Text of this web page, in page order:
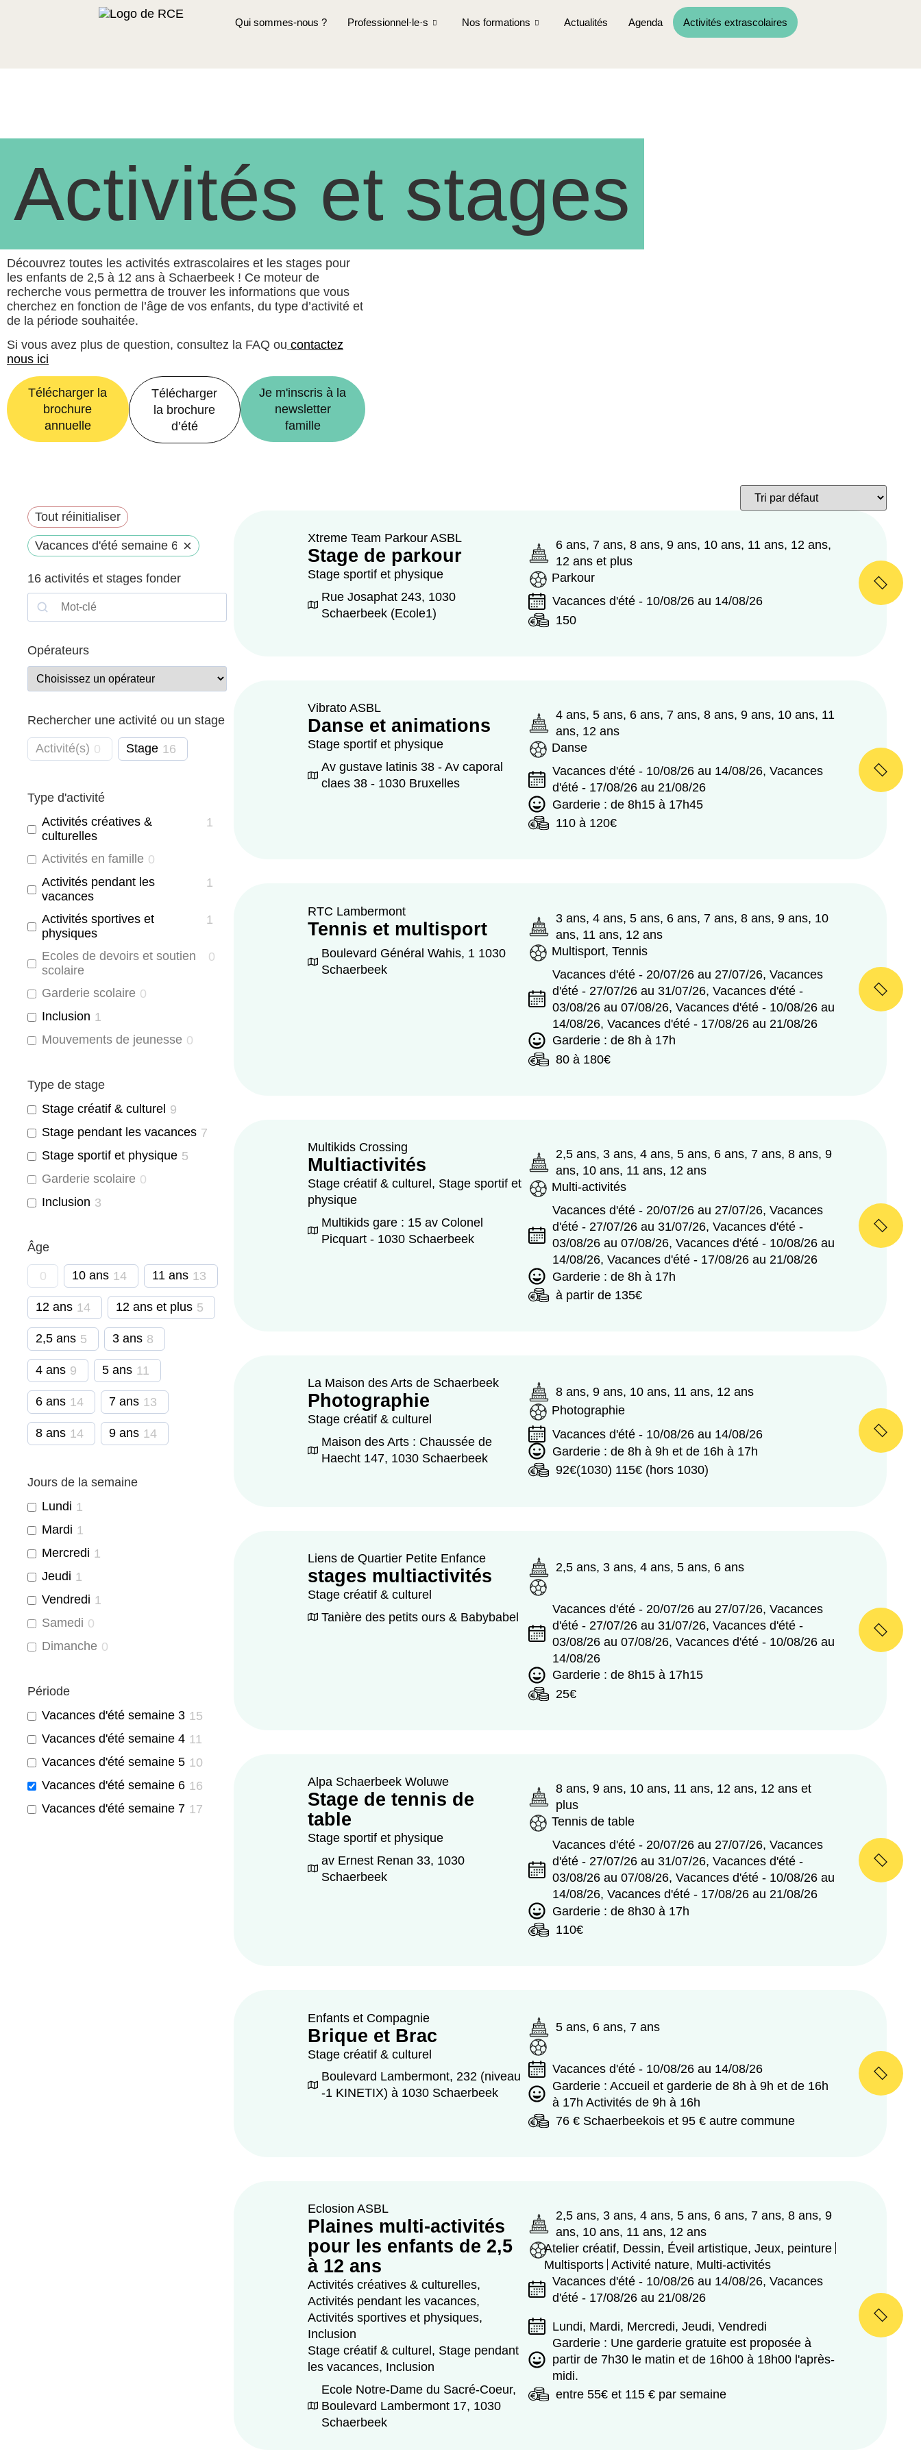
Qui sommes-nous ? Professionnel·le·s Nos formations Actualités Agenda Activités extrascolaires
Activités et stages
Découvrez toutes les activités extrascolaires et les stages pour
les enfants de 2,5 à 12 ans à Schaerbeek ! Ce moteur de
recherche vous permettra de trouver les informations que vous
cherchez en fonction de l’âge de vos enfants, du type d’activité et
de la période souhaitée.
Si vous avez plus de question, consultez la FAQ ou contactez
nous ici
Télécharger la
brochure
annuelle
Télécharger
la brochure
d’été
Je m'inscris à la
newsletter
famille
Tout réinitialiser
Vacances d'été semaine 6 ×
16 activités et stages fonder
Opérateurs
Rechercher une activité ou un stage
Activité(s) 0 Stage 16
Type d'activité
Activités créatives &
culturelles
1
Activités en famille 0
Activités pendant les
vacances
1
Activités sportives et
physiques
1
Ecoles de devoirs et soutien
scolaire
0
Garderie scolaire 0
Inclusion 1
Mouvements de jeunesse 0
Type de stage
Stage créatif & culturel 9
Stage pendant les vacances 7
Stage sportif et physique 5
Garderie scolaire 0
Inclusion 3
Âge
0 10 ans 14 11 ans 13
12 ans 14 12 ans et plus 5
2,5 ans 5 3 ans 8
4 ans 9 5 ans 11
6 ans 14 7 ans 13
8 ans 14 9 ans 14
Jours de la semaine
Lundi 1
Mardi 1
Mercredi 1
Jeudi 1
Vendredi 1
Samedi 0
Dimanche 0
Période
Vacances d'été semaine 3 15
Vacances d'été semaine 4 11
Vacances d'été semaine 5 10
Vacances d'été semaine 6 16
Vacances d'été semaine 7 17
Xtreme Team Parkour ASBL
Stage de parkour
Stage sportif et physique
Rue Josaphat 243, 1030
Schaerbeek (Ecole1)
6 ans, 7 ans, 8 ans, 9 ans, 10 ans, 11 ans, 12 ans,
12 ans et plus
Parkour
Vacances d'été - 10/08/26 au 14/08/26
150
Vibrato ASBL
Danse et animations
Stage sportif et physique
Av gustave latinis 38 - Av caporal
claes 38 - 1030 Bruxelles
4 ans, 5 ans, 6 ans, 7 ans, 8 ans, 9 ans, 10 ans, 11
ans, 12 ans
Danse
Vacances d'été - 10/08/26 au 14/08/26, Vacances
d'été - 17/08/26 au 21/08/26
Garderie : de 8h15 à 17h45
110 à 120€
RTC Lambermont
Tennis et multisport
Boulevard Général Wahis, 1 1030
Schaerbeek
3 ans, 4 ans, 5 ans, 6 ans, 7 ans, 8 ans, 9 ans, 10
ans, 11 ans, 12 ans
Multisport, Tennis
Vacances d'été - 20/07/26 au 27/07/26, Vacances
d'été - 27/07/26 au 31/07/26, Vacances d'été -
03/08/26 au 07/08/26, Vacances d'été - 10/08/26 au
14/08/26, Vacances d'été - 17/08/26 au 21/08/26
Garderie : de 8h à 17h
80 à 180€
Multikids Crossing
Multiactivités
Stage créatif & culturel, Stage sportif et
physique
Multikids gare : 15 av Colonel
Picquart - 1030 Schaerbeek
2,5 ans, 3 ans, 4 ans, 5 ans, 6 ans, 7 ans, 8 ans, 9
ans, 10 ans, 11 ans, 12 ans
Multi-activités
Vacances d'été - 20/07/26 au 27/07/26, Vacances
d'été - 27/07/26 au 31/07/26, Vacances d'été -
03/08/26 au 07/08/26, Vacances d'été - 10/08/26 au
14/08/26, Vacances d'été - 17/08/26 au 21/08/26
Garderie : de 8h à 17h
à partir de 135€
La Maison des Arts de Schaerbeek
Photographie
Stage créatif & culturel
Maison des Arts : Chaussée de
Haecht 147, 1030 Schaerbeek
8 ans, 9 ans, 10 ans, 11 ans, 12 ans
Photographie
Vacances d'été - 10/08/26 au 14/08/26
Garderie : de 8h à 9h et de 16h à 17h
92€(1030) 115€ (hors 1030)
Liens de Quartier Petite Enfance
stages multiactivités
Stage créatif & culturel
Tanière des petits ours & Babybabel
2,5 ans, 3 ans, 4 ans, 5 ans, 6 ans
Vacances d'été - 20/07/26 au 27/07/26, Vacances
d'été - 27/07/26 au 31/07/26, Vacances d'été -
03/08/26 au 07/08/26, Vacances d'été - 10/08/26 au
14/08/26
Garderie : de 8h15 à 17h15
25€
Alpa Schaerbeek Woluwe
Stage de tennis de
table
Stage sportif et physique
av Ernest Renan 33, 1030
Schaerbeek
8 ans, 9 ans, 10 ans, 11 ans, 12 ans, 12 ans et
plus
Tennis de table
Vacances d'été - 20/07/26 au 27/07/26, Vacances
d'été - 27/07/26 au 31/07/26, Vacances d'été -
03/08/26 au 07/08/26, Vacances d'été - 10/08/26 au
14/08/26, Vacances d'été - 17/08/26 au 21/08/26
Garderie : de 8h30 à 17h
110€
Enfants et Compagnie
Brique et Brac
Stage créatif & culturel
Boulevard Lambermont, 232 (niveau
-1 KINETIX) à 1030 Schaerbeek
5 ans, 6 ans, 7 ans
Vacances d'été - 10/08/26 au 14/08/26
Garderie : Accueil et garderie de 8h à 9h et de 16h
à 17h Activités de 9h à 16h
76 € Schaerbeekois et 95 € autre commune
Eclosion ASBL
Plaines multi-activités
pour les enfants de 2,5
à 12 ans
Activités créatives & culturelles,
Activités pendant les vacances,
Activités sportives et physiques,
Inclusion
Stage créatif & culturel, Stage pendant
les vacances, Inclusion
Ecole Notre-Dame du Sacré-Coeur,
Boulevard Lambermont 17, 1030
Schaerbeek
2,5 ans, 3 ans, 4 ans, 5 ans, 6 ans, 7 ans, 8 ans, 9
ans, 10 ans, 11 ans, 12 ans
Atelier créatif, Dessin, Éveil artistique, Jeux, peinture
Multisports Activité nature, Multi-activités
Vacances d'été - 10/08/26 au 14/08/26, Vacances
d'été - 17/08/26 au 21/08/26
Lundi, Mardi, Mercredi, Jeudi, Vendredi
Garderie : Une garderie gratuite est proposée à
partir de 7h30 le matin et de 16h00 à 18h00 l'après-
midi.
entre 55€ et 115 € par semaine